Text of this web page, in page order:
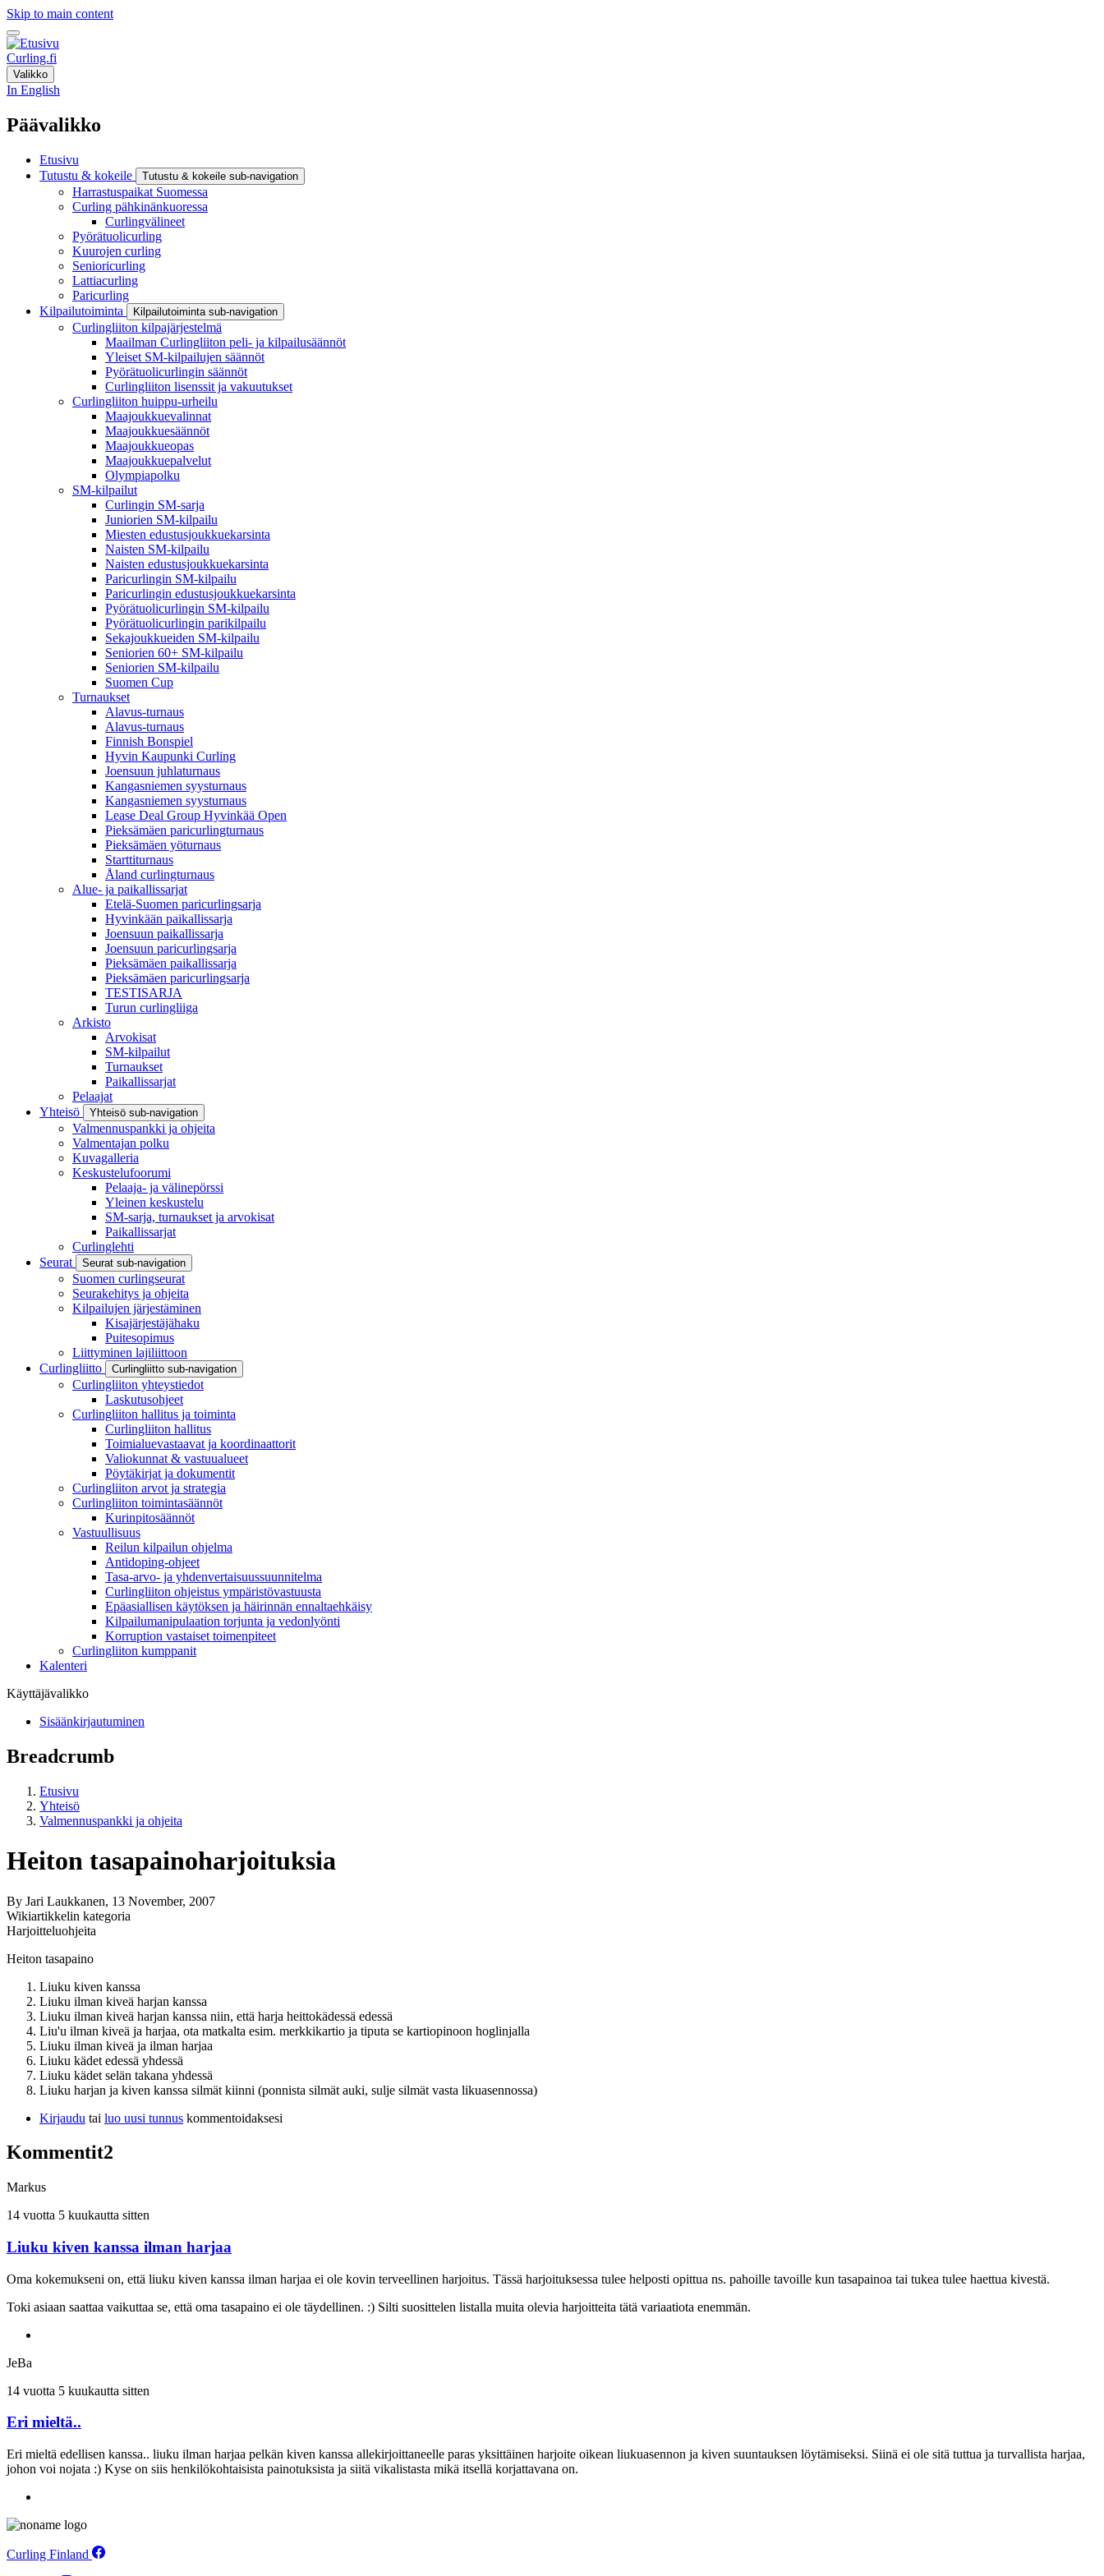
Skip to main content
Curling.fi
Valikko
In English
Päävalikko
Etusivu
Tutustu & kokeile
Tutustu & kokeile sub-navigation
Harrastuspaikat Suomessa
Curling pähkinänkuoressa
Curlingvälineet
Pyörätuolicurling
Kuurojen curling
Senioricurling
Lattiacurling
Paricurling
Kilpailutoiminta
Kilpailutoiminta sub-navigation
Curlingliiton kilpajärjestelmä
Maailman Curlingliiton peli- ja kilpailusäännöt
Yleiset SM-kilpailujen säännöt
Pyörätuolicurlingin säännöt
Curlingliiton lisenssit ja vakuutukset
Curlingliiton huippu-urheilu
Maajoukkuevalinnat
Maajoukkuesäännöt
Maajoukkueopas
Maajoukkuepalvelut
Olympiapolku
SM-kilpailut
Curlingin SM-sarja
Juniorien SM-kilpailu
Miesten edustusjoukkuekarsinta
Naisten SM-kilpailu
Naisten edustusjoukkuekarsinta
Paricurlingin SM-kilpailu
Paricurlingin edustusjoukkuekarsinta
Pyörätuolicurlingin SM-kilpailu
Pyörätuolicurlingin parikilpailu
Sekajoukkueiden SM-kilpailu
Seniorien 60+ SM-kilpailu
Seniorien SM-kilpailu
Suomen Cup
Turnaukset
Alavus-turnaus
Alavus-turnaus
Finnish Bonspiel
Hyvin Kaupunki Curling
Joensuun juhlaturnaus
Kangasniemen syysturnaus
Kangasniemen syysturnaus
Lease Deal Group Hyvinkää Open
Pieksämäen paricurlingturnaus
Pieksämäen yöturnaus
Starttiturnaus
Åland curlingturnaus
Alue- ja paikallissarjat
Etelä-Suomen paricurlingsarja
Hyvinkään paikallissarja
Joensuun paikallissarja
Joensuun paricurlingsarja
Pieksämäen paikallissarja
Pieksämäen paricurlingsarja
TESTISARJA
Turun curlingliiga
Arkisto
Arvokisat
SM-kilpailut
Turnaukset
Paikallissarjat
Pelaajat
Yhteisö
Yhteisö sub-navigation
Valmennuspankki ja ohjeita
Valmentajan polku
Kuvagalleria
Keskustelufoorumi
Pelaaja- ja välinepörssi
Yleinen keskustelu
SM-sarja, turnaukset ja arvokisat
Paikallissarjat
Curlinglehti
Seurat
Seurat sub-navigation
Suomen curlingseurat
Seurakehitys ja ohjeita
Kilpailujen järjestäminen
Kisajärjestäjähaku
Puitesopimus
Liittyminen lajiliittoon
Curlingliitto
Curlingliitto sub-navigation
Curlingliiton yhteystiedot
Laskutusohjeet
Curlingliiton hallitus ja toiminta
Curlingliiton hallitus
Toimialuevastaavat ja koordinaattorit
Valiokunnat & vastuualueet
Pöytäkirjat ja dokumentit
Curlingliiton arvot ja strategia
Curlingliiton toimintasäännöt
Kurinpitosäännöt
Vastuullisuus
Reilun kilpailun ohjelma
Antidoping-ohjeet
Tasa-arvo- ja yhdenvertaisuussuunnitelma
Curlingliiton ohjeistus ympäristövastuusta
Epäasiallisen käytöksen ja häirinnän ennaltaehkäisy
Kilpailumanipulaation torjunta ja vedonlyönti
Korruption vastaiset toimenpiteet
Curlingliiton kumppanit
Kalenteri
Käyttäjävalikko
Sisäänkirjautuminen
Breadcrumb
Etusivu
Yhteisö
Valmennuspankki ja ohjeita
Heiton tasapainoharjoituksia
By Jari Laukkanen, 13 November, 2007
Wikiartikkelin kategoria
Harjoitteluohjeita
Heiton tasapaino
Liuku kiven kanssa
Liuku ilman kiveä harjan kanssa
Liuku ilman kiveä harjan kanssa niin, että harja heittokädessä edessä
Liu'u ilman kiveä ja harjaa, ota matkalta esim. merkkikartio ja tiputa se kartiopinoon hoglinjalla
Liuku ilman kiveä ja ilman harjaa
Liuku kädet edessä yhdessä
Liuku kädet selän takana yhdessä
Liuku harjan ja kiven kanssa silmät kiinni (ponnista silmät auki, sulje silmät vasta likuasennossa)
Kirjaudu tai luo uusi tunnus kommentoidaksesi
Kommentit2
Markus
14 vuotta 5 kuukautta sitten
Liuku kiven kanssa ilman harjaa
Oma kokemukseni on, että liuku kiven kanssa ilman harjaa ei ole kovin terveellinen harjoitus. Tässä harjoituksessa tulee helposti opittua ns. pahoille tavoille kun tasapainoa tai tukea tulee haettua kivestä.
Toki asiaan saattaa vaikuttaa se, että oma tasapaino ei ole täydellinen. :) Silti suosittelen listalla muita olevia harjoitteita tätä variaatiota enemmän.
JeBa
14 vuotta 5 kuukautta sitten
Eri mieltä..
Eri mieltä edellisen kanssa.. liuku ilman harjaa pelkän kiven kanssa allekirjoittaneelle paras yksittäinen harjoite oikean liukuasennon ja kiven suuntauksen löytämiseksi. Siinä ei ole sitä tuttua ja turvallista harjaa,
johon voi nojata :) Kyse on siis henkilökohtaisista painotuksista ja siitä vikalistasta mikä itsellä korjattavana on.
Curling Finland